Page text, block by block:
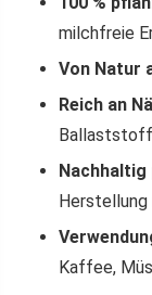
milchfreie
Von Natur
Reich an
Herstellung
Kaffee,